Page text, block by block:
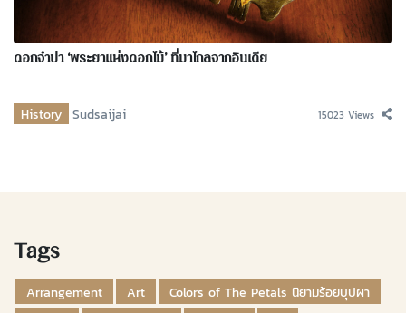
ดอกจำปา ‘พระยาแห่งดอกไม้’ ที่มาไกลจากอินเดีย
History Sudsaijai 15023 Views
Tags
Arrangement Art
Colors of The Petals นิยามร้อยบุปผา